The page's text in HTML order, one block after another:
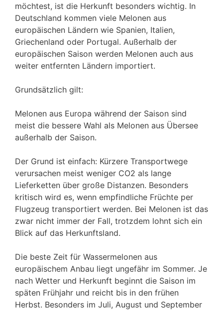
möchtest, ist die Herkunft besonders wichtig. In
Deutschland kommen viele Melonen aus
europäischen Ländern wie Spanien, Italien,
Griechenland oder Portugal. Außerhalb der
europäischen Saison werden Melonen auch aus
weiter entfernten Ländern importiert.
Grundsätzlich gilt:
Melonen aus Europa während der Saison sind
meist die bessere Wahl als Melonen aus Übersee
außerhalb der Saison.
Der Grund ist einfach: Kürzere Transportwege
verursachen meist weniger CO2 als lange
Lieferketten über große Distanzen. Besonders
kritisch wird es, wenn empfindliche Früchte per
Flugzeug transportiert werden. Bei Melonen ist das
zwar nicht immer der Fall, trotzdem lohnt sich ein
Blick auf das Herkunftsland.
Die beste Zeit für Wassermelonen aus
europäischem Anbau liegt ungefähr im Sommer. Je
nach Wetter und Herkunft beginnt die Saison im
späten Frühjahr und reicht bis in den frühen
Herbst. Besonders im Juli, August und September